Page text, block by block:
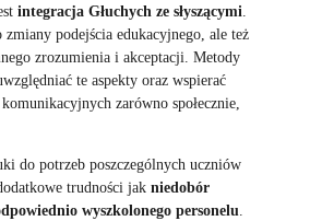
integracja Głuchych ze słyszącymi
podejścia edukacyjnego, ale też
zrozumienia i akceptacji. Metody
te aspekty oraz wspierać
zarówno społecznie,
do potrzeb poszczególnych uczniów
trudności jak niedobór
wyszkolonego personelu